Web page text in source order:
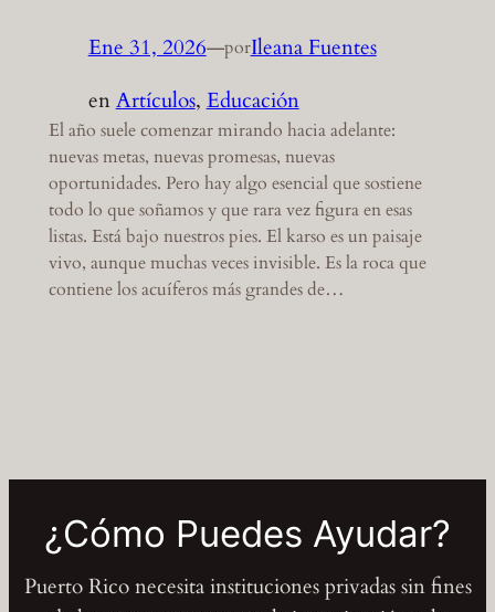
Ene 31, 2026—porIleana Fuentes
enArtículos, Educación
El año suele comenzar mirando hacia adelante:
nuevas metas, nuevas promesas, nuevas
oportunidades. Pero hay algo esencial que sostiene
todo lo que soñamos y que rara vez figura en esas
listas. Está bajo nuestros pies. El karso es un paisaje
vivo, aunque muchas veces invisible. Es la roca que
contiene los acuíferos más grandes de…
¿Cómo Puedes Ayudar?
Puerto Rico necesita instituciones privadas sin fines